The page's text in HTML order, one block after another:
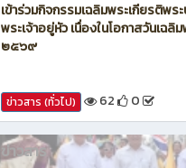
เข้าร่วมกิจกรรมเฉลิมพระเกียรติพร
พระเจ้าอยู่หัว เนื่องในโอกาสวันเฉลิ
๒๕๖๙
ข่าวสาร (ทั่วไป) 62 0
ข่าวสาร